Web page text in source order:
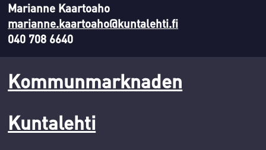
Marianne Kaartoaho
marianne.kaartoaho@kuntalehti.fi
040 708 6640
Kommunmarknaden
Kuntalehti